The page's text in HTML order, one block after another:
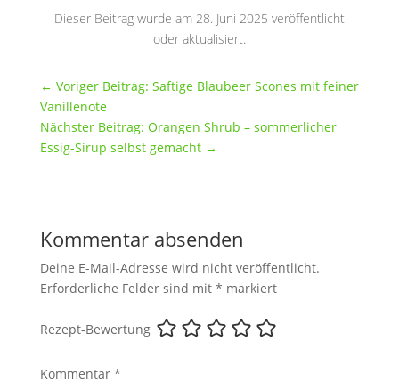
Dieser Beitrag wurde am 28. Juni 2025 veröffentlicht
oder aktualisiert.
← Voriger Beitrag: Saftige Blaubeer Scones mit feiner
Vanillenote
Nächster Beitrag: Orangen Shrub – sommerlicher
Essig-Sirup selbst gemacht→
Kommentar absenden
Deine E-Mail-Adresse wird nicht veröffentlicht.
Erforderliche Felder sind mit * markiert
Rezept-Bewertung
Kommentar *